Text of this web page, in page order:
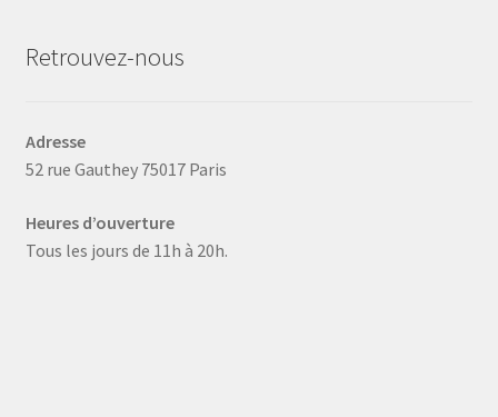
Retrouvez-nous
Adresse
52 rue Gauthey 75017 Paris
Heures d’ouverture
Tous les jours de 11h à 20h.